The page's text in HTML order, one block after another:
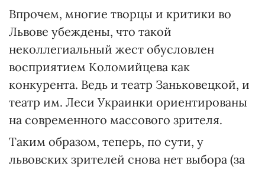
Впрочем, многие творцы и критики во
Львове убеждены, что такой
неколлегиальный жест обусловлен
восприятием Коломийцева как
конкурента. Ведь и театр Заньковецкой, и
театр им. Леси Украинки ориентированы
на современного массового зрителя.
Таким образом, теперь, по сути, у
львовских зрителей снова нет выбора (за